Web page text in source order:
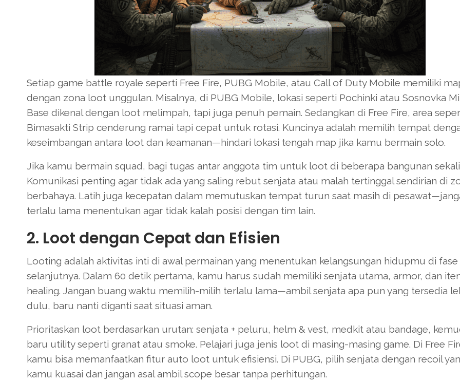
Setiap game battle royale seperti Free Fire, PUBG Mobile, atau Call of Duty Mobile memiliki
dengan zona loot unggulan. Misalnya, di PUBG Mobile, lokasi seperti Pochinki atau Sosnovka
Base dikenal dengan loot melimpah, tapi juga penuh pemain. Sedangkan di Free Fire, area
Bimasakti Strip cenderung ramai tapi cepat untuk rotasi. Kuncinya adalah memilih tempat
keseimbangan antara loot dan keamanan—hindari lokasi tengah map jika kamu bermain solo.
Jika kamu bermain squad, bagi tugas antar anggota tim untuk loot di beberapa bangunan
Komunikasi penting agar tidak ada yang saling rebut senjata atau malah tertinggal sendirian di
berbahaya. Latih juga kecepatan dalam memutuskan tempat turun saat masih di
terlalu lama menentukan agar tidak kalah posisi dengan tim lain.
2. Loot dengan Cepat dan Efisien
Looting adalah aktivitas inti di awal permainan yang menentukan kelangsungan hidupmu di fase
selanjutnya. Dalam 60 detik pertama, kamu harus sudah memiliki senjata utama, armor, dan
healing. Jangan buang waktu memilih-milih terlalu lama—ambil senjata apa pun yang tersedia
dulu, baru nanti diganti saat situasi aman.
Prioritaskan loot berdasarkan urutan: senjata + peluru, helm & vest, medkit atau bandage,
baru utility seperti granat atau smoke. Pelajari juga jenis loot di masing-masing game. Di Free
kamu bisa memanfaatkan fitur auto loot untuk efisiensi. Di PUBG, pilih senjata dengan recoil
kamu kuasai dan jangan asal ambil scope besar tanpa perhitungan.